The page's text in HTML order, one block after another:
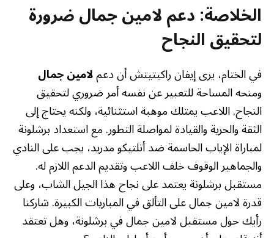
الخلاصة: دعم لامين جمال ضرورة
لتحقيق النجاح
في الختام، يرى إيفان راكيتيتش أن دعملامين جمال
ومنحه المساحة للتعبير عن نفسه أمر ضروري لتحقيق
النجاح. اللاعب يمتلك موهبة استثنائية، ولكنه يحتاج إلى
الثقة والحرية والقيادة لمواصلة التطور. مع استعداد برشلونة
لمباراة الإياب الحاسمة ضد أتلتيكو مدريد، يجب على النادي
والجماهير الوقوف خلف اللاعب وتقديم الدعم اللازم له.
مستقبل برشلونة يعتمد على نجاح هذا الجيل الشاب، وعلى
قدرة لامين جمال على التألق في المباريات الكبيرة. شاركنا
رأيك حول مستقبل لامين جمال في برشلونة، وهل تعتقد